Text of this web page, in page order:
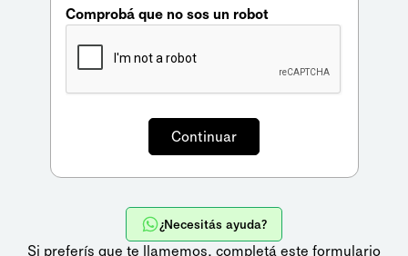
Comprobá que no sos un robot
¿Necesitás ayuda?
Si preferís que te llamemos, completá este formulario